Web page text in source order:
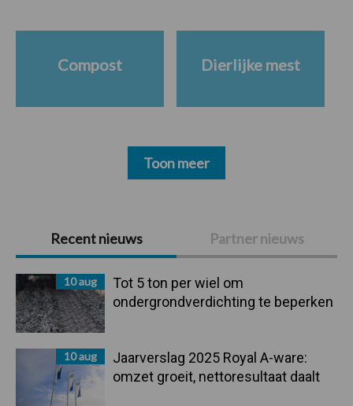
Primaire
Sidebar
Recent nieuws Partner nieuws
10 aug
Tot 5 ton per wiel om
ondergrondverdichting te beperken
10 aug
Jaarverslag 2025 Royal A-ware:
omzet groeit, nettoresultaat daalt
Compost Dierlijke mest
Toon meer